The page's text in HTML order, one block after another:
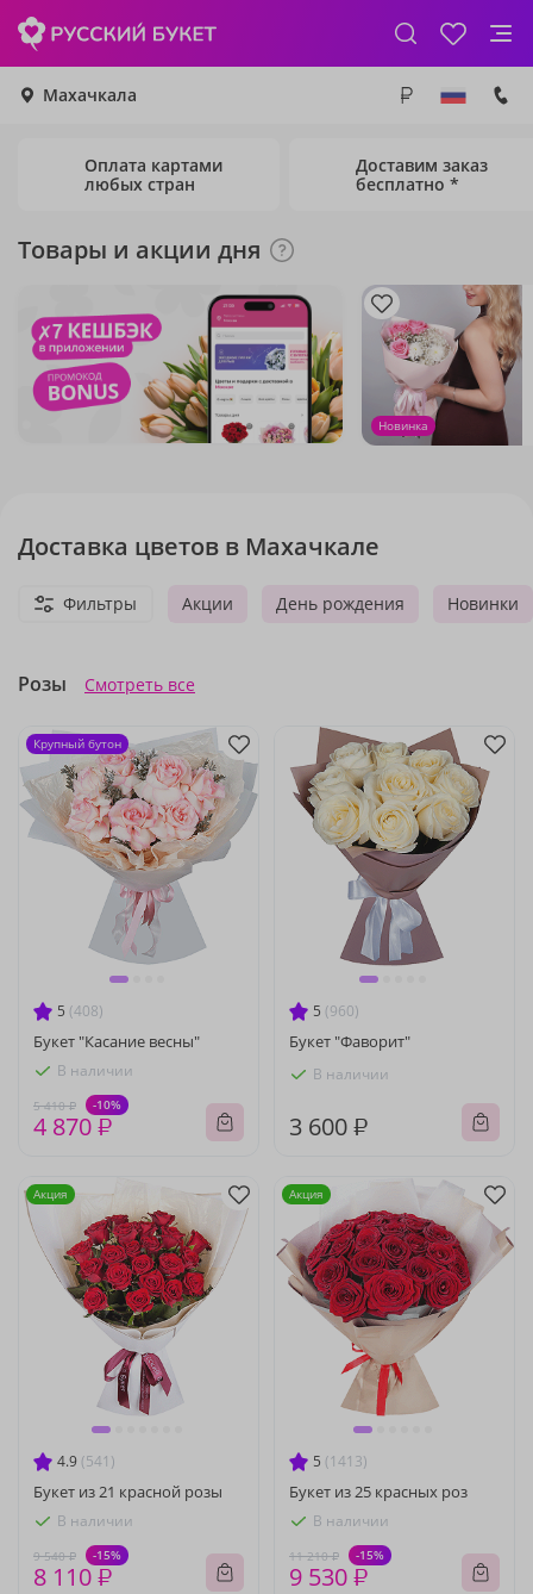
Махачкала
Оплата картами
любых стран
Доставим заказ
бесплатно *
Товары и акции дня
Новинка
Доставка цветов в Махачкале
Акции День рождения Новинки
Фильтры
Розы Смотреть все
5 (408)
Букет "Касание весны"
В наличии
5 410 ₽ -10%
4 870 ₽
Крупный бутон
5 (960)
Букет "Фаворит"
В наличии
3 600 ₽
4.9 (541)
Букет из 21 красной розы
В наличии
9 540 ₽ -15%
8 110 ₽
Акция
5 (1413)
Букет из 25 красных роз
В наличии
11 210 ₽ -15%
9 530 ₽
Акция